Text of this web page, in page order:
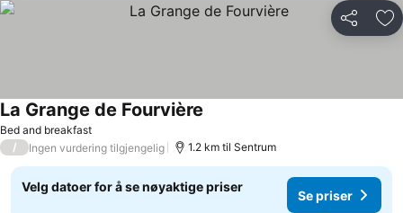
Del
Bed and breakfast
La Grange de Fourvière
/ Ingen vurdering tilgjengelig 1.2 km til Sentrum
Velg datoer for å se nøyaktige priser
Se priser